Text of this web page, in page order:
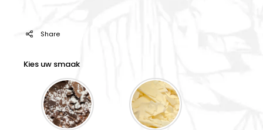
Share
Kies uw smaak